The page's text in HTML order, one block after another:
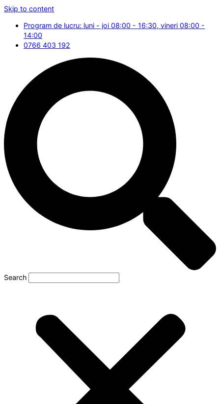
Skip to content
Program de lucru: luni - joi 08:00 - 16:30, vineri 08:00 -
14:00
0766 403 192
Search